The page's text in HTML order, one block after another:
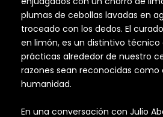
plumas de cebollas lavadas en
troceado con los dedos. El
en limón, es un distintivo técnico
prácticas alrededor de nuestro
razones sean reconocidas
humanidad.
En una conversación con Julio